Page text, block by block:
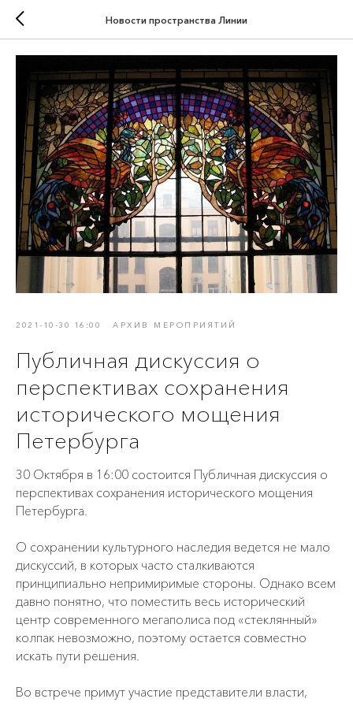
Новости пространства Линии
2021-10-30 16:00 АРХИВ МЕРОПРИЯТИЙ
Публичная дискуссия о
перспективах сохранения
исторического мощения
Петербурга
30 Октября в 16:00 состоится Публичная дискуссия о
перспективах сохранения исторического мощения
Петербурга.
О сохранении культурного наследия ведется не мало
дискуссий, в которых часто сталкиваются
принципиально непримиримые стороны. Однако всем
давно понятно, что поместить весь исторический
центр современного мегаполиса под «стеклянный»
колпак невозможно, поэтому остается совместно
искать пути решения.
Во встрече примут участие представители власти,